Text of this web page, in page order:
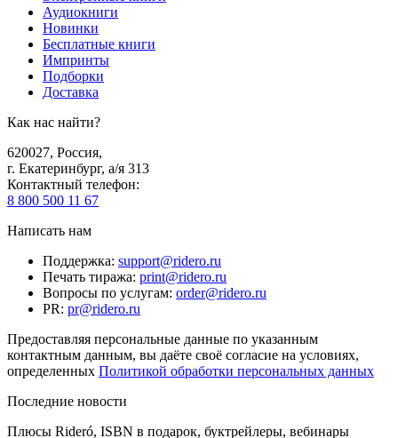
Аудиокниги
Новинки
Бесплатные книги
Импринты
Подборки
Доставка
Как нас найти?
620027, Россия,
г. Екатеринбург, а/я 313
Контактный телефон:
8 800 500 11 67
Написать нам
Поддержка: support@ridero.ru
Печать тиража: print@ridero.ru
Вопросы по услугам: order@ridero.ru
PR: pr@ridero.ru
Предоставляя персональные данные по указанным
контактным данным, вы даёте своё согласие на условиях,
определенных Политикой обработки персональных данных
Последние новости
Плюсы Rideró, ISBN в подарок, буктрейлеры, вебинары